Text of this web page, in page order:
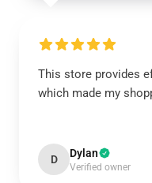
This store provides
which made my
D Dylan
Verified owner